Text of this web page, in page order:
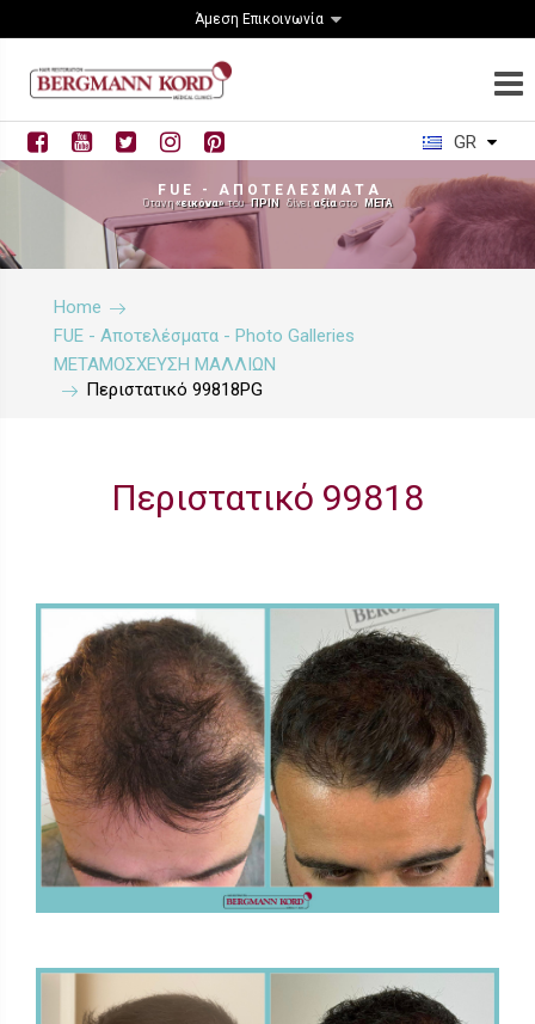
Άμεση Επικοινωνία
GR
F U E - Α Π Ο Τ Ε Λ Ε Σ Μ Α Τ Α
Όταν η«εικόνα»τουΠΡΙΝδίνει αξίαστο ΜΕΤΑ
Home
FUE - Αποτελέσματα - Photo Galleries
ΜΕΤΑΜΟΣΧΕΥΣΗ ΜΑΛΛΙΩΝ
Περιστατικό 99818PG
Περιστατικό 99818